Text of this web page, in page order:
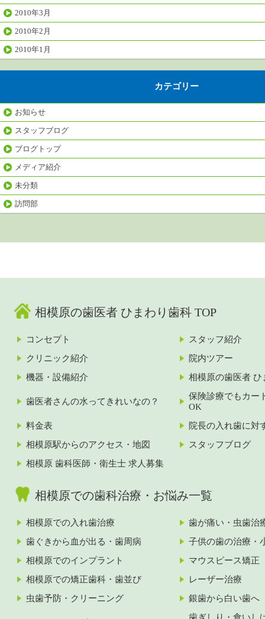
2010年3月
2010年2月
2010年1月
カテゴリー
お知らせ
スタッフブログ
ブログトップ
メディア紹介
未分類
訪問部
相模原の歯医者 ひまわり歯科 TOP
コンセプト
スタッフ紹介
クリニック紹介
院内ツアー
機器・設備紹介
相模原の歯医者 ひ
歯医者さんの水ってきれいなの？
保険診療でもカー
OK
料金表
院長の入れ歯に対
相模原駅からのアクセス・地図
スタッフブログ
相模原 歯科医師・衛生士 求人募集
相模原での歯科治療・お悩み一覧
相模原での入れ歯治療
歯が痛い・虫歯治
歯ぐきから血が出る・歯周病
子供の歯の治療・
相模原でのインプラント
マウスピース矯正
相模原での矯正歯科・歯並び
レーザー治療
虫歯予防・クリーニング
銀歯から白い歯へ